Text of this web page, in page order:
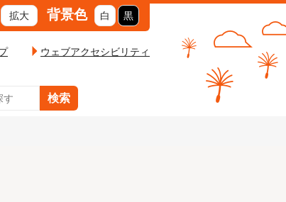
拡大 背景色 白 黒
ウェブアクセシビリティ